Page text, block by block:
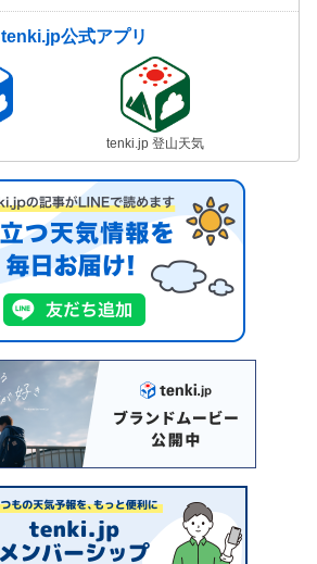
tenki.jp公式アプリ
tenki.jp 登山天気